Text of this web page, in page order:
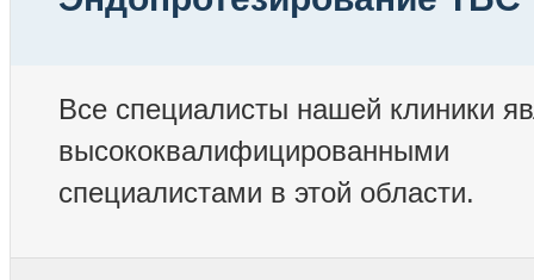
Все специалисты нашей клиники
высококвалифицированными
специалистами в этой области.